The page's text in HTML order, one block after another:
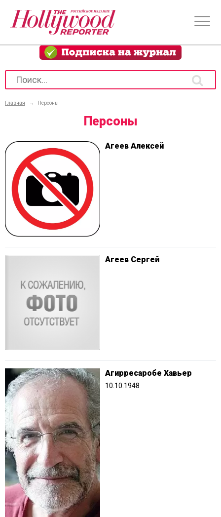
Главная → Персоны
Персоны
Агеев Алексей
Агеев Сергей
Агирресаробе Хавьер
10.10.1948